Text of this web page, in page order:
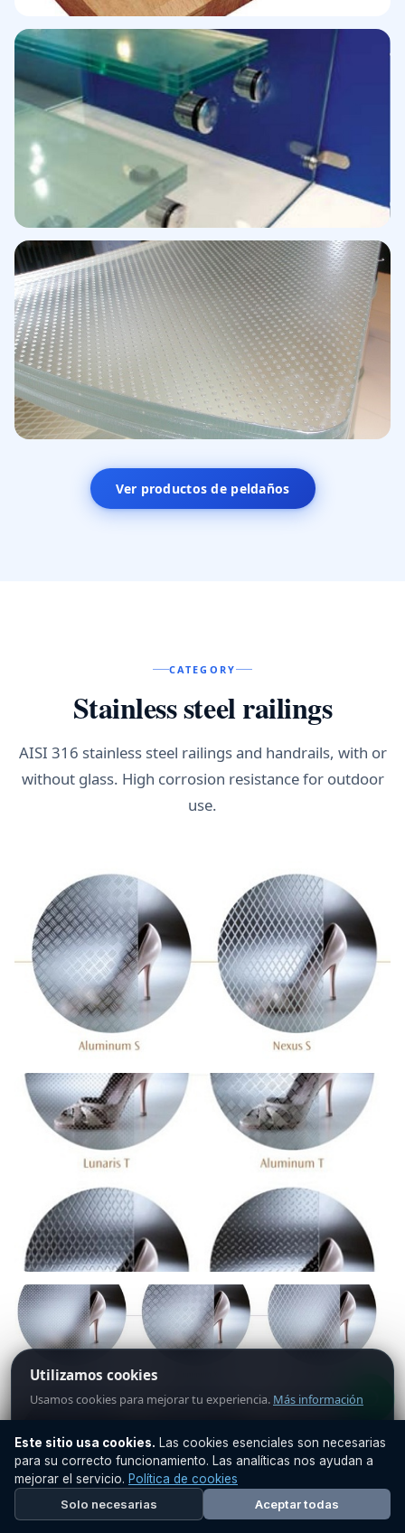
Escalón madera · Haya
Alistonado natural
Peldaños · Botones CC775
Sujeción abotonada
Peldaños Lunaris
Acabado especialVer productos de peldaños
CATEGORY
Stainless steel railings
AISI 316 stainless steel railings and handrails, with or
without glass. High corrosion resistance for outdoor
use.
Acero inoxidable · Gama S
AISI 316 · Exterior
Acero inoxidable · Gama T
Acabado satinado
Acero inoxidable · Gama X
Utilizamos cookies
Usamos cookies para mejorar tu experiencia. Más información
Aceptar todas
Solo necesarias
Este sitio usa cookies. Las cookies esenciales son necesarias
para su correcto funcionamiento. Las analíticas nos ayudan a
mejorar el servicio. Política de cookies
Solo necesarias
Aceptar todas